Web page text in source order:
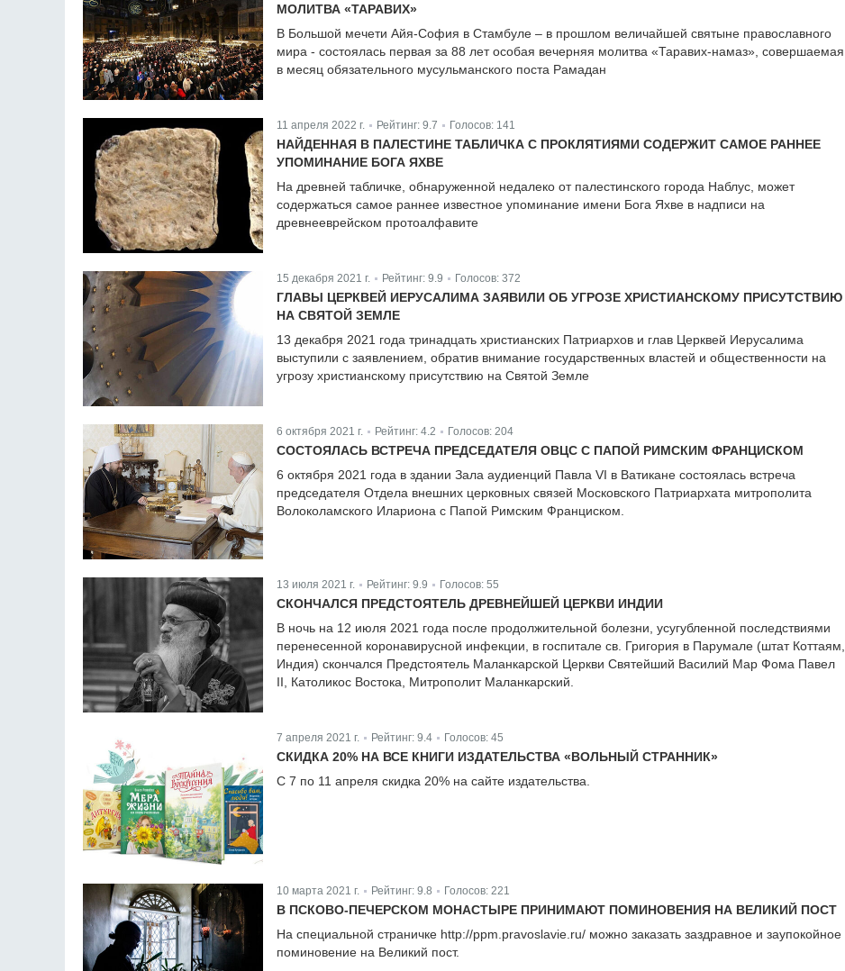
МОЛИТВА «ТАРАВИХ»
В Большой мечети Айя-София в Стамбуле – в прошлом величайшей святыне православного
мира - состоялась первая за 88 лет особая вечерняя молитва «Таравих-намаз», совершаемая
в месяц обязательного мусульманского поста Рамадан
11 апреля 2022 г. Рейтинг: 9.7 Голосов: 141
НАЙДЕННАЯ В ПАЛЕСТИНЕ ТАБЛИЧКА С ПРОКЛЯТИЯМИ СОДЕРЖИТ САМОЕ РАННЕЕ
УПОМИНАНИЕ БОГА ЯХВЕ
На древней табличке, обнаруженной недалеко от палестинского города Наблус, может
содержаться самое раннее известное упоминание имени Бога Яхве в надписи на
древнееврейском протоалфавите
15 декабря 2021 г. Рейтинг: 9.9 Голосов: 372
ГЛАВЫ ЦЕРКВЕЙ ИЕРУСАЛИМА ЗАЯВИЛИ ОБ УГРОЗЕ ХРИСТИАНСКОМУ ПРИСУТСТВИЮ
НА СВЯТОЙ ЗЕМЛЕ
13 декабря 2021 года тринадцать христианских Патриархов и глав Церквей Иерусалима
выступили с заявлением, обратив внимание государственных властей и общественности на
угрозу христианскому присутствию на Святой Земле
6 октября 2021 г. Рейтинг: 4.2 Голосов: 204
СОСТОЯЛАСЬ ВСТРЕЧА ПРЕДСЕДАТЕЛЯ ОВЦС С ПАПОЙ РИМСКИМ ФРАНЦИСКОМ
6 октября 2021 года в здании Зала аудиенций Павла VI в Ватикане состоялась встреча
председателя Отдела внешних церковных связей Московского Патриархата митрополита
Волоколамского Илариона с Папой Римским Франциском.
13 июля 2021 г. Рейтинг: 9.9 Голосов: 55
СКОНЧАЛСЯ ПРЕДСТОЯТЕЛЬ ДРЕВНЕЙШЕЙ ЦЕРКВИ ИНДИИ
В ночь на 12 июля 2021 года после продолжительной болезни, усугубленной последствиями
перенесенной коронавирусной инфекции, в госпитале св. Григория в Парумале (штат Коттаям,
Индия) скончался Предстоятель Маланкарской Церкви Святейший Василий Мар Фома Павел
II, Католикос Востока, Митрополит Маланкарский.
7 апреля 2021 г. Рейтинг: 9.4 Голосов: 45
СКИДКА 20% НА ВСЕ КНИГИ ИЗДАТЕЛЬСТВА «ВОЛЬНЫЙ СТРАННИК»
С 7 по 11 апреля скидка 20% на сайте издательства.
10 марта 2021 г. Рейтинг: 9.8 Голосов: 221
В ПСКОВО-ПЕЧЕРСКОМ МОНАСТЫРЕ ПРИНИМАЮТ ПОМИНОВЕНИЯ НА ВЕЛИКИЙ ПОСТ
На специальной страничке http://ppm.pravoslavie.ru/ можно заказать заздравное и заупокойное
поминовение на Великий пост.